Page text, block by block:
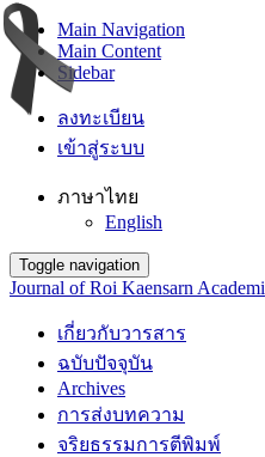
Main Navigation
Main Content
Sidebar
ลงทะเบียน
เข้าสู่ระบบ
ภาษาไทย
English
Toggle navigation
Journal of Roi Kaensarn Academi
เกี่ยวกับวารสาร
ฉบับปัจจุบัน
Archives
การส่งบทความ
จริยธรรมการตีพิมพ์